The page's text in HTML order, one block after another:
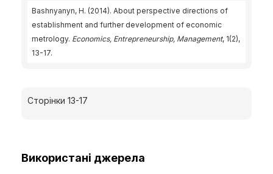
Bashnyanyn, H. (2014). About perspective directions of
establishment and further development of economic
metrology. Economics, Entrepreneurship, Management, 1(2),
13-17.
Сторінки 13-17
Використані джерела